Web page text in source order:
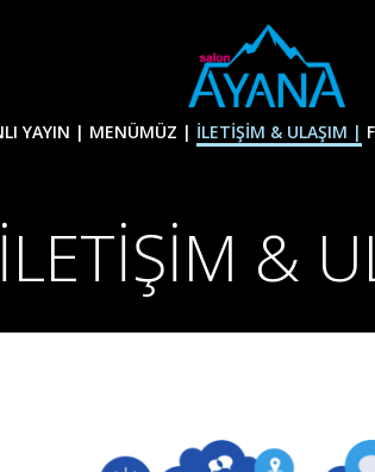
YAYIN | MENÜMÜZ | İLETİŞİM & ULAŞIM |
İLETİŞİM &